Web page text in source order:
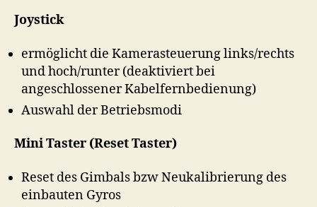
Joystick
ermöglicht die Kamerasteuerung links/rechts
und hoch/runter (deaktiviert bei
angeschlossener Kabelfernbedienung)
Auswahl der Betriebsmodi
Mini Taster (Reset Taster)
Reset des Gimbals bzw Neukalibrierung des
einbauten Gyros